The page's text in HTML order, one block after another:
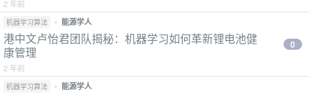
2 年前
机器学习算法 • 能源学人
港中文卢怡君团队揭秘：机器学习如何革新锂电池健
康管理
2 年前
0
机器学习算法 • 能源学人